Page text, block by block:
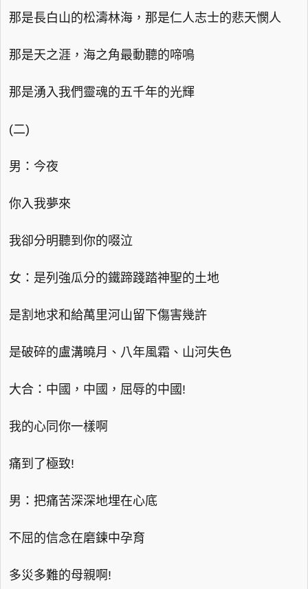
那是長白山的松濤林海，那是仁人志士的悲天憫人
那是天之涯，海之角最動聽的啼鳴
那是湧入我們靈魂的五千年的光輝
(二)
男：今夜
你入我夢來
我卻分明聽到你的啜泣
女：是列強瓜分的鐵蹄踐踏神聖的土地
是割地求和給萬里河山留下傷害幾許
是破碎的盧溝曉月、八年風霜、山河失色
大合：中國，中國，屈辱的中國!
我的心同你一樣啊
痛到了極致!
男：把痛苦深深地埋在心底
不屈的信念在磨鍊中孕育
多災多難的母親啊!